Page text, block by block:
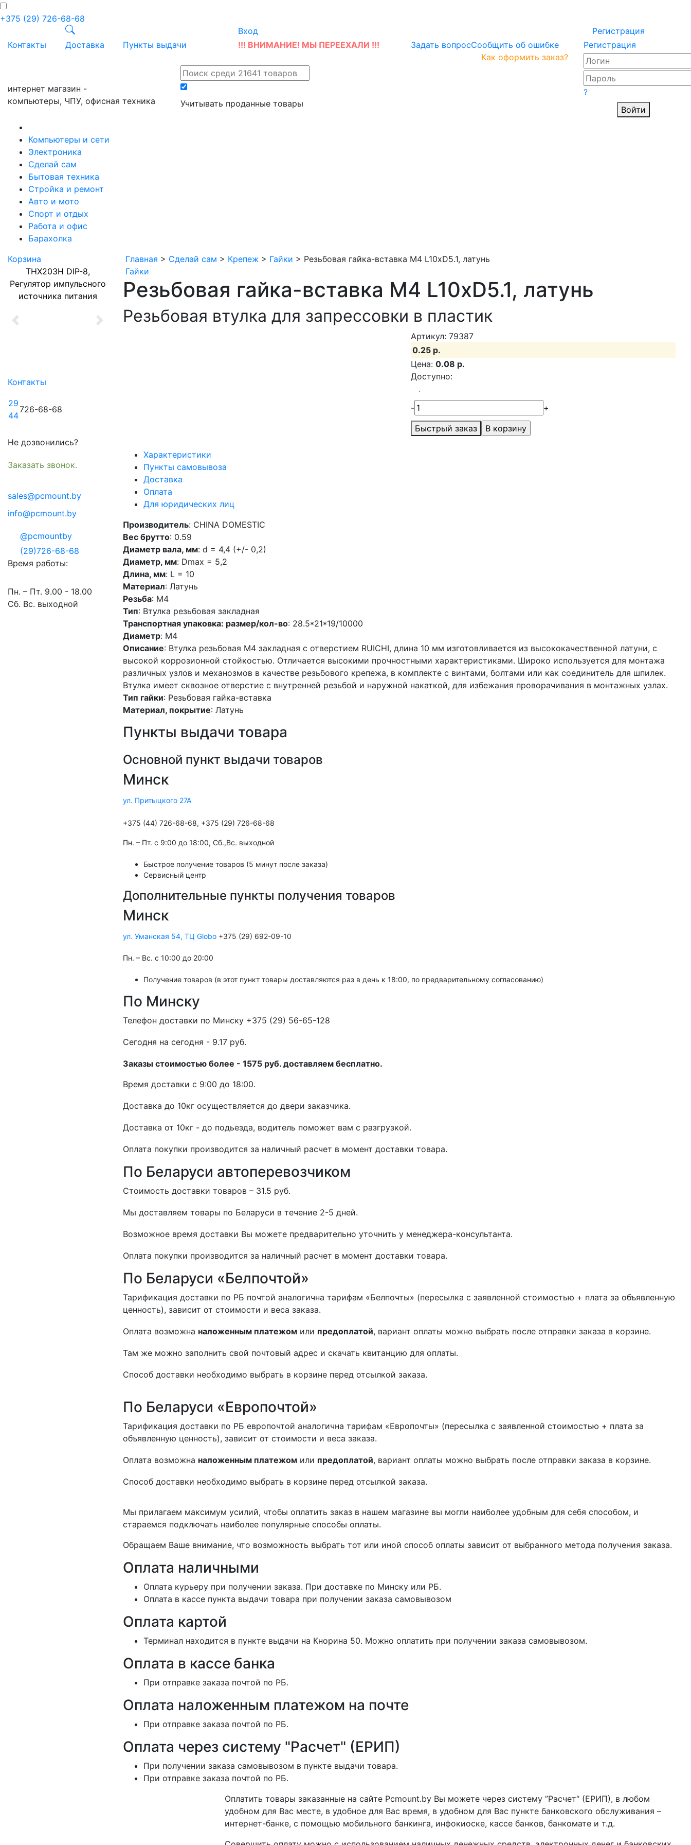
+375 (29) 726-68-68
Вход
Регистрация
Контакты
Доставка Пункты выдачи !!! ВНИМАНИЕ! МЫ ПЕРЕЕХАЛИ !!! Задать вопросСообщить об ошибке Регистрация
интернет магазин -
компьютеры, ЧПУ, офисная техника
Как оформить заказ?
Учитывать проданные товары
?
Войти
Компьютеры и сети
Электроника
Сделай сам
Бытовая техника
Стройка и ремонт
Авто и мото
Спорт и отдых
Работа и офис
Барахолка
Корзина
THX203H DIP-8,
Регулятор импульсного
источника питания
Previous Next
Контакты
29
44
726-68-68
Не дозвонились?
Заказать звонок.
sales@pcmount.by
info@pcmount.by
@pcmountby
(29)726-68-68
Время работы:
Пн. – Пт. 9.00 - 18.00
Сб. Вс. выходной
Главная > Сделай сам > Крепеж > Гайки > Резьбовая гайка-вставка М4 L10xD5.1, латунь
Гайки
Резьбовая гайка-вставка М4 L10xD5.1, латунь
Резьбовая втулка для запрессовки в пластик
Артикул: 79387
0.25 р.
Цена: 0.08 р.
Доступно:
.
-
+
Быстрый заказ
Характеристики
Пункты самовывоза
Доставка
Оплата
Для юридических лиц
Производитель: CHINA DOMESTIC
Вес брутто: 0.59
Диаметр вала, мм: d = 4,4 (+/- 0,2)
Диаметр, мм: Dmax = 5,2
Длина, мм: L = 10
Материал: Латунь
Резьба: М4
Тип: Втулка резьбовая закладная
Транспортная упаковка: размер/кол-во: 28.5*21*19/10000
Диаметр: M4
Описание: Втулка резьбовая М4 закладная с отверстием RUICHI, длина 10 мм изготовливается из высококачественной латуни, с
высокой коррозионной стойкостью. Отличается высокими прочностными характеристиками. Широко используется для монтажа
различных узлов и механозмов в качестве резьбового крепежа, в комплекте с винтами, болтами или как соединитель для шпилек.
Втулка имеет сквозное отверстие с внутренней резьбой и наружной накаткой, для избежания проворачивания в монтажных узлах.
Тип гайки: Резьбовая гайка-вставка
Материал, покрытие: Латунь
Пункты выдачи товара
Основной пункт выдачи товаров
Минск
ул. Притыцкого 27А
+375 (44) 726-68-68, +375 (29) 726-68-68
Пн. – Пт. с 9:00 до 18:00, Cб.,Вс. выходной
Быстрое получение товаров (5 минут после заказа)
Сервисный центр
Дополнительные пункты получения товаров
Минск
ул. Уманская 54, ТЦ Globo +375 (29) 692-09-10
Пн. – Вс. с 10:00 до 20:00
Получение товаров (в этот пункт товары доставляются раз в день к 18:00, по предварительному согласованию)
По Минску
Телефон доставки по Минску +375 (29) 56-65-128
Cегодня на сегодня - 9.17 руб.
Заказы стоимостью более - 1575 руб. доставляем бесплатно.
Время доставки с 9:00 до 18:00.
Доставка до 10кг осуществляется до двери заказчика.
Доставка от 10кг - до подьезда, водитель поможет вам с разгрузкой.
Оплата покупки производится за наличный расчет в момент доставки товара.
По Беларуси автоперевозчиком
Стоимость доставки товаров – 31.5 руб.
Мы доставляем товары по Беларуси в течение 2-5 дней.
Возможное время доставки Вы можете предварительно уточнить у менеджера-консультанта.
Оплата покупки производится за наличный расчет в момент доставки товара.
По Беларуси «Белпочтой»
Тарификация доставки по РБ почтой аналогична тарифам «Белпочты» (пересылка с заявленной стоимостью + плата за объявленную
ценность), зависит от стоимости и веса заказа.
Оплата возможна наложенным платежом или предоплатой, вариант оплаты можно выбрать после отправки заказа в корзине.
Там же можно заполнить свой почтовый адрес и скачать квитанцию для оплаты.
Способ доставки необходимо выбрать в корзине перед отсылкой заказа.
По Беларуси «Европочтой»
Тарификация доставки по РБ европочтой аналогична тарифам «Европочты» (пересылка с заявленной стоимостью + плата за
объявленную ценность), зависит от стоимости и веса заказа.
Оплата возможна наложенным платежом или предоплатой, вариант оплаты можно выбрать после отправки заказа в корзине.
Способ доставки необходимо выбрать в корзине перед отсылкой заказа.
Мы прилагаем максимум усилий, чтобы оплатить заказ в нашем магазине вы могли наиболее удобным для себя способом, и
стараемся подключать наиболее популярные способы оплаты.
Обращаем Ваше внимание, что возможность выбрать тот или иной способ оплаты зависит от выбранного метода получения заказа.
Оплата наличными
Оплата курьеру при получении заказа. При доставке по Минску или РБ.
Оплата в кассе пункта выдачи товара при получении заказа самовывозом
Оплата картой
Терминал находится в пункте выдачи на Кнорина 50. Можно оплатить при получении заказа самовывозом.
Оплата в кассе банка
При отправке заказа почтой по РБ.
Оплата наложенным платежом на почте
При отправке заказа почтой по РБ.
Оплата через систему "Расчет" (ЕРИП)
При получении заказа самовывозом в пункте выдачи товара.
При отправке заказа почтой по РБ.
Оплатить товары заказанные на сайте Pcmount.by Вы можете через систему ”Расчет“ (ЕРИП), в любом
удобном для Вас месте, в удобное для Вас время, в удобном для Вас пункте банковского обслуживания –
интернет-банке, с помощью мобильного банкинга, инфокиоске, кассе банков, банкомате и т.д.